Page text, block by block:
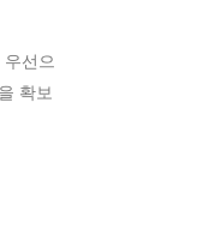
선으
확보